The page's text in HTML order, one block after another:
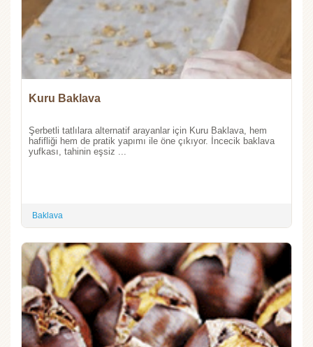
Kuru Baklava
Şerbetli tatlılara alternatif arayanlar için Kuru Baklava, hem
hafifliği hem de pratik yapımı ile öne çıkıyor. İncecik baklava
yufkası, tahinin eşsiz ...
Baklava